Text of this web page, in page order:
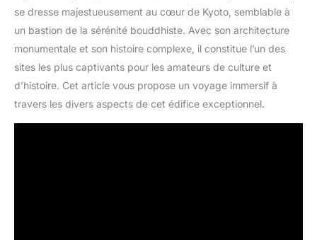
se dresse majestueusement au cœur de Kyoto, semblable à
un bastion de la sérénité bouddhiste. Avec son architecture
monumentale et son histoire complexe, il constitue l’un des
sites les plus captivants pour les amateurs de culture et
d’histoire. Cet article vous propose un voyage immersif à
travers les divers aspects de cet édifice exceptionnel.